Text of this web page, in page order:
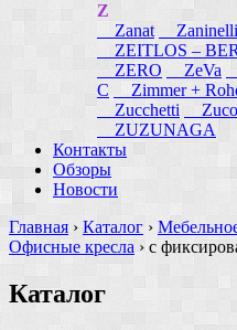
Z
Zanat
Zaninelli
ZEITLOS –
ZERO
ZeVa
C
Zimmer +
Zucchetti
Zuco
ZUZUNAGA
Контакты
Обзоры
Новости
Главная › Каталог ›
Офисные кресла › с
Каталог